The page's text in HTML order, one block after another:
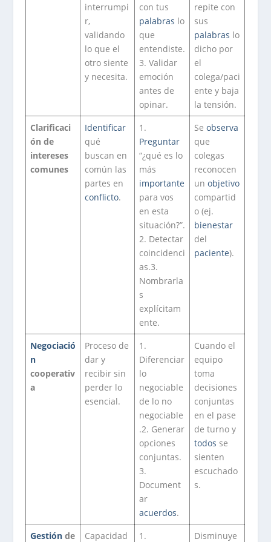
interrumpi
r,
validando
lo que el
otro siente
y necesita.
con tus
palabras lo
que
entendiste.
3. Validar
emoción
antes de
opinar.
repite con
sus
palabras lo
dicho por
el
colega/paci
ente y baja
la tensión.
Clarificaci
ón de
intereses
comunes
Identificar
qué
buscan en
común las
partes en
conflicto.
1.
Preguntar
“¿qué es lo
más
importante
para vos
en esta
situación?”.
2. Detectar
coincidenci
as.3.
Nombrarla
s
explícitam
ente.
Seobserva
que
colegas
reconocen
unobjetivo
compartid
o (ej.
bienestar
del
paciente).
Negociació
n
cooperativ
a
Proceso de
dar y
recibir sin
perder lo
esencial.
1.
Diferenciar
lo
negociable
de lo no
negociable
.2. Generar
opciones
conjuntas.
3.
Document
ar
acuerdos.
Cuando el
equipo
toma
decisiones
conjuntas
en el pase
de turno y
todos se
sienten
escuchado
s.
Gestión de
Capacidad
1.
Disminuye